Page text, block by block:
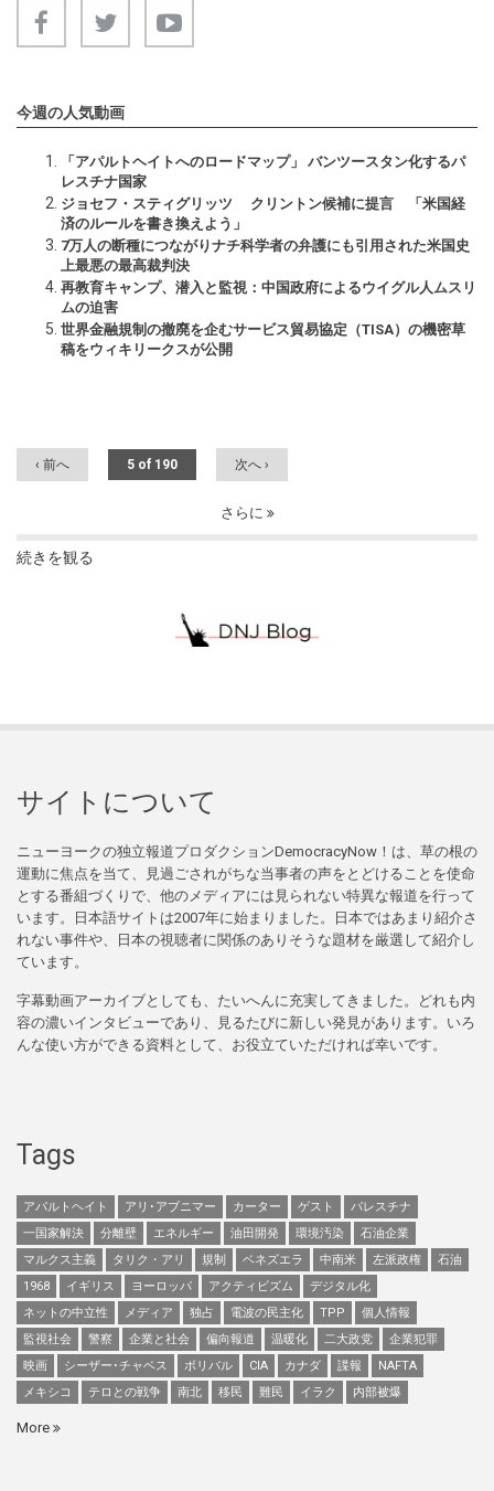
今週の人気動画
「アパルトヘイトへのロードマップ」 バンツースタン化するパ
レスチナ国家
ジョセフ・スティグリッツ クリントン候補に提言 「米国経
済のルールを書き換えよう」
7万人の断種につながりナチ科学者の弁護にも引用された米国史
上最悪の最高裁判決
再教育キャンプ、潜入と監視：中国政府によるウイグル人ムスリ
ムの迫害
世界金融規制の撤廃を企むサービス貿易協定（TISA）の機密草
稿をウィキリークスが公開
‹ 前へ 5 of 190 次へ ›
さらに
続きを観る
サイトについて
ニューヨークの独立報道プロダクションDemocracyNow！は、草の根の
運動に焦点を当て、見過ごされがちな当事者の声をとどけることを使命
とする番組づくりで、他のメディアには見られない特異な報道を行って
います。日本語サイトは2007年に始まりました。日本ではあまり紹介さ
れない事件や、日本の視聴者に関係のありそうな題材を厳選して紹介し
ています。
字幕動画アーカイブとしても、たいへんに充実してきました。どれも内
容の濃いインタビューであり、見るたびに新しい発見があります。いろ
んな使い方ができる資料として、お役立ていただければ幸いです。
Tags
アパルトヘイト アリ･アブニマー カーター ゲスト
パレスチナ
一国家解決
分離壁 エネルギー 油田開発 環境汚染
石油企業
マルクス主義
タリク・アリ 規制 ベネズエラ 中南米 左派政権
石油
1968
イギリス ヨーロッパ アクティビズム
デジタル化
ネットの中立性
メディア 独占 電波の民主化 TPP
個人情報
監視社会
警察 企業と社会 偏向報道 温暖化 二大政党
企業犯罪
映画
シーザー･チャベス ボリバル CIA カナダ 諜報
NAFTA
メキシコ
テロとの戦争 南北 移民 難民 イラク 内部被爆
More